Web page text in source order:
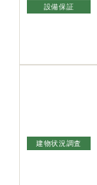
設備保証
建物状況調査